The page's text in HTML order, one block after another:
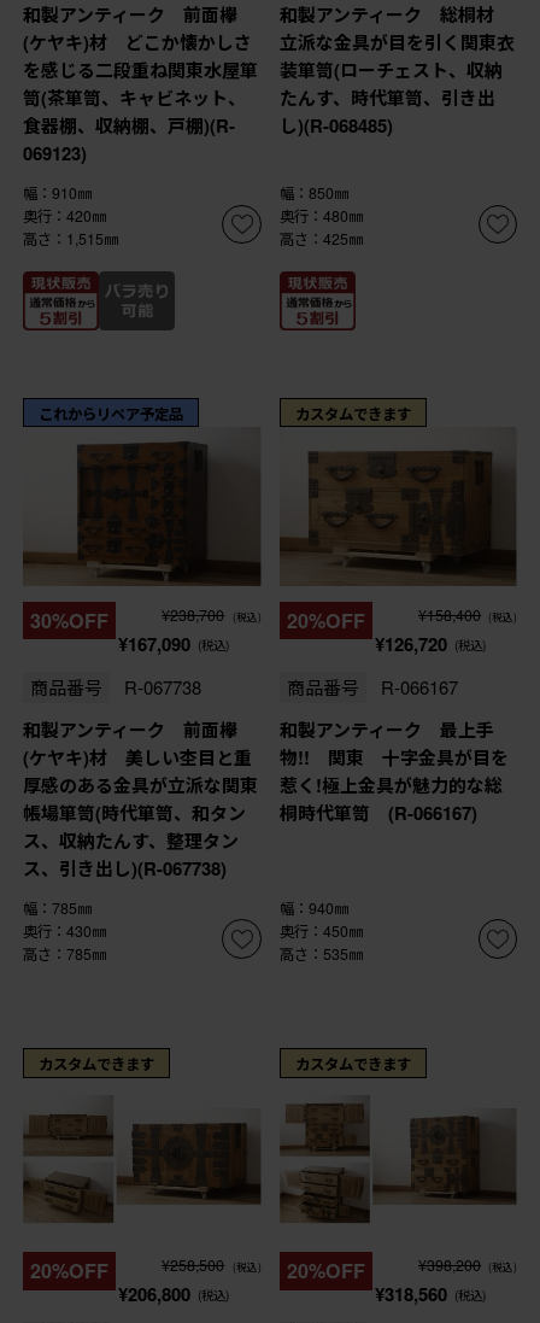
和製アンティーク 前面欅
(ケヤキ)材 どこか懐かしさ
を感じる二段重ね関東水屋箪
笥(茶箪笥、キャビネット、
食器棚、収納棚、戸棚)(R-
069123)
幅：910㎜
奥行：420㎜
高さ：1,515㎜
和製アンティーク 総桐材
立派な金具が目を引く関東衣
装箪笥(ローチェスト、収納
たんす、時代箪笥、引き出
し)(R-068485)
幅：850㎜
奥行：480㎜
高さ：425㎜
これからリペア予定品
30%OFF ¥238,700 (税込)
¥167,090 (税込)
商品番号 R-067738
和製アンティーク 前面欅
(ケヤキ)材 美しい杢目と重
厚感のある金具が立派な関東
帳場箪笥(時代箪笥、和タン
ス、収納たんす、整理タン
ス、引き出し)(R-067738)
幅：785㎜
奥行：430㎜
高さ：785㎜
カスタムできます
20%OFF ¥158,400 (税込)
¥126,720 (税込)
商品番号 R-066167
和製アンティーク 最上手
物!! 関東 十字金具が目を
惹く!極上金具が魅力的な総
桐時代箪笥 (R-066167)
幅：940㎜
奥行：450㎜
高さ：535㎜
カスタムできます
20%OFF ¥258,500 (税込)
¥206,800 (税込)
カスタムできます
20%OFF ¥398,200 (税込)
¥318,560 (税込)